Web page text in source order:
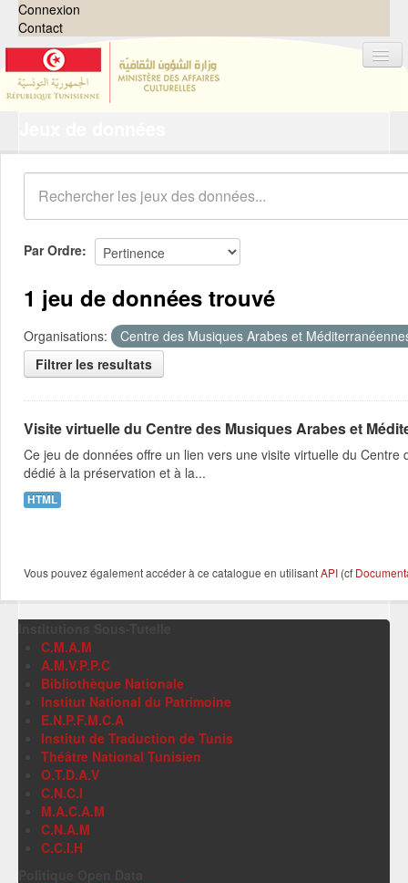
Connexion
Contact
Organisations
Groupes
Demandes 0
À propos
Par Ordre
1 jeu de données trouvé
Organisations:
Centre des Musiques Arabes et
Filtrer les resultats
Visite virtuelle du Centre des Musiques Arabes et
Ce jeu de données offre un lien vers une visite virtuelle du
dédié à la préservation et à la...
HTML
Vous pouvez également accéder à ce catalogue en utilisantAPI (cf
C.M.A.M
A.M.V.P.P.C
Bibliothèque Nationale
Institut National du Patrimoine
E.N.P.F.M.C.A
Institut de Traduction de Tunis
Théâtre National Tunisien
O.T.D.A.V
C.N.C.I
M.A.C.A.M
C.N.A.M
C.C.I.H